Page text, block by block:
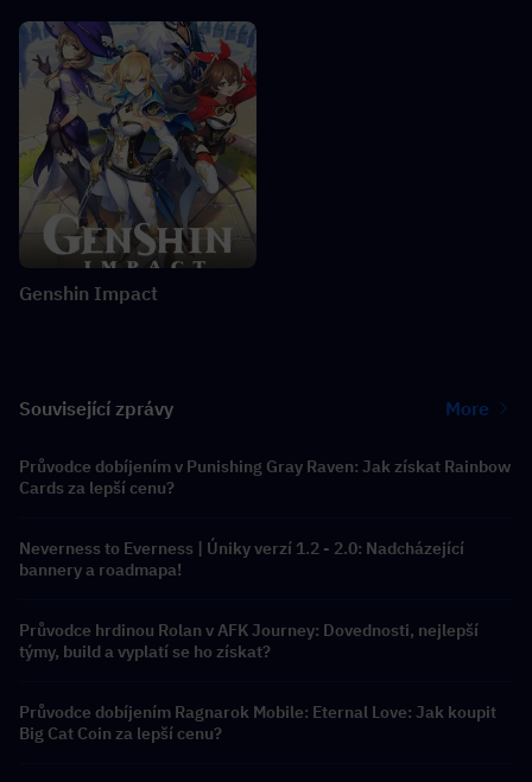
Genshin Impact
Související zprávy More
Průvodce dobíjením v Punishing Gray Raven: Jak získat Rainbow
Cards za lepší cenu?
Neverness to Everness | Úniky verzí 1.2 - 2.0: Nadcházející
bannery a roadmapa!
Průvodce hrdinou Rolan v AFK Journey: Dovednosti, nejlepší
týmy, build a vyplatí se ho získat?
Průvodce dobíjením Ragnarok Mobile: Eternal Love: Jak koupit
Big Cat Coin za lepší cenu?